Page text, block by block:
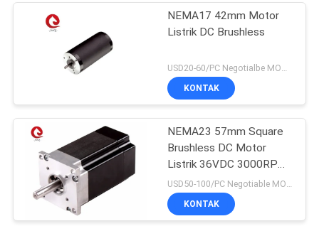
NEMA17 42mm Motor
Listrik DC Brushless
KONTAK
NEMA23 57mm Square
Brushless DC Motor
Listrik 36VDC 3000RPM
0.6N.M
KONTAK